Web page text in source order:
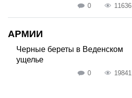
0 11636
АРМИИ
Черные береты в Веденском
ущелье
0 19841